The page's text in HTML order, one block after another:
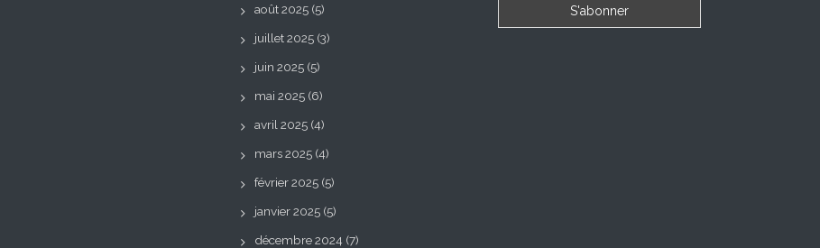
août 2025 (5)
juillet 2025 (3)
juin 2025 (5)
mai 2025 (6)
avril 2025 (4)
mars 2025 (4)
février 2025 (5)
janvier 2025 (5)
décembre 2024 (7)